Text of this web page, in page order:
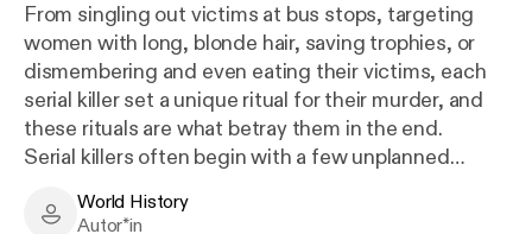
From singling out victims at bus stops, targeting
women with long, blonde hair, saving trophies, or
dismembering and even eating their victims, each
serial killer set a unique ritual for their murder, and
these rituals are what betray them in the end.
Serial killers often begin with a few unplanned
give them the greatest release. But after a while,
World History - Author
World History
Autor*in